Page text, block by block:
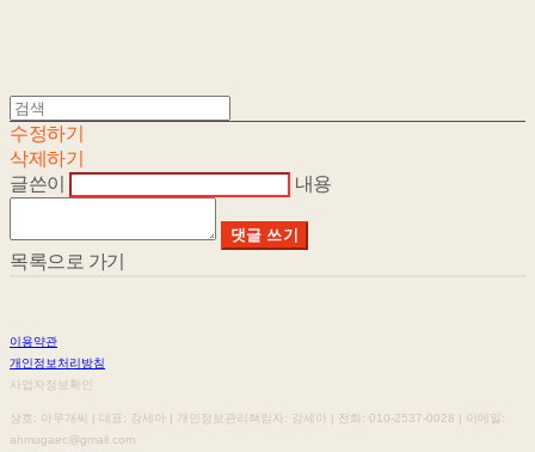
수정하기
삭제하기
글쓴이
내용
댓글 쓰기
목록으로 가기
이용약관
개인정보처리방침
사업자정보확인
상호: 아무개씨 | 대표: 강세아 | 개인정보관리책임자: 강세아 | 전화: 010-2537-0028 | 이메일:
ahmugaec@gmail.com